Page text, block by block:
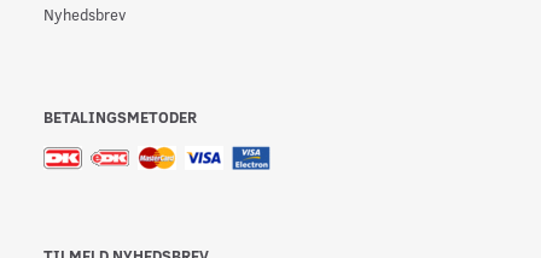
Nyhedsbrev
BETALINGSMETODER